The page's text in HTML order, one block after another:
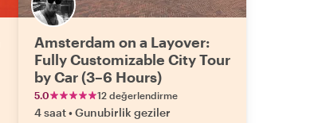
Amsterdam on a Layover:
Fully Customizable City Tour
by Car (3–6 Hours)
5.0 12 değerlendirme
4 saat•Gunubirlik geziler